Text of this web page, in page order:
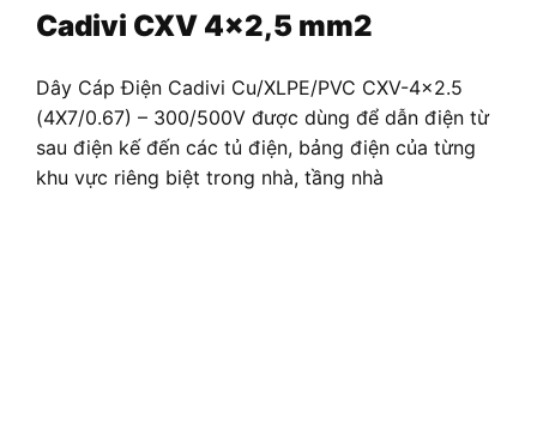
Cadivi CXV 4×2,5 mm2
Dây Cáp Điện Cadivi Cu/XLPE/PVC CXV-4×2.5
(4X7/0.67) – 300/500V được dùng để dẫn điện từ
sau điện kế đến các tủ điện, bảng điện của từng
khu vực riêng biệt trong nhà, tầng nhà